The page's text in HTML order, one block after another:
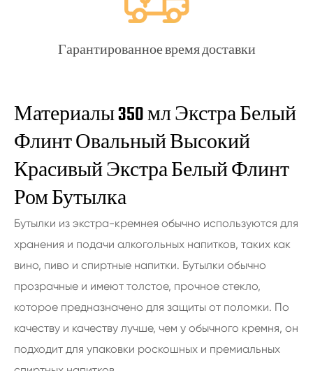
Гарантированное время доставки
Материалы 350 мл Экстра Белый
Флинт Овальный Высокий
Красивый Экстра Белый Флинт
Ром Бутылка
Бутылки из экстра-кремнея обычно используются для
хранения и подачи алкогольных напитков, таких как
вино, пиво и спиртные напитки. Бутылки обычно
прозрачные и имеют толстое, прочное стекло,
которое предназначено для защиты от поломки. По
качеству и качеству лучше, чем у обычного кремня, он
подходит для упаковки роскошных и премиальных